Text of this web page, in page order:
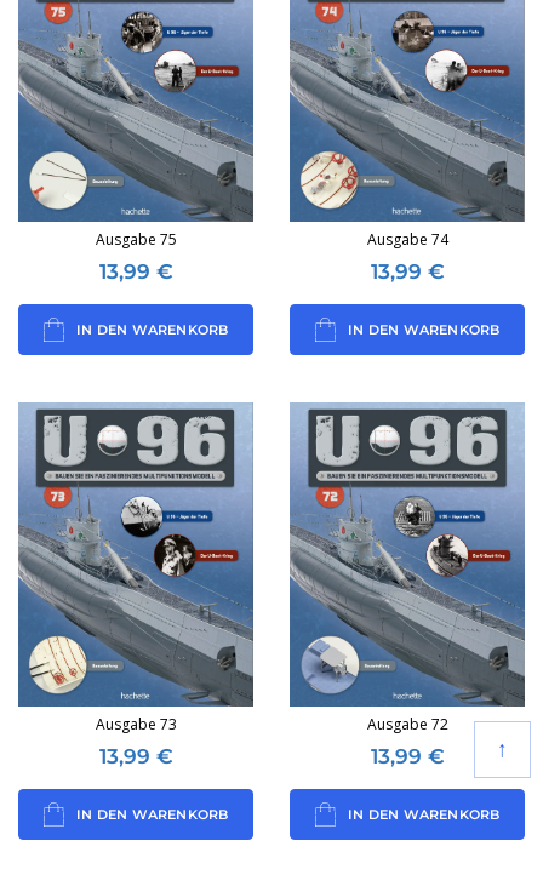
Ausgabe 75
13,99 €
IN DEN WARENKORB
Ausgabe 74
13,99 €
IN DEN WARENKORB
Ausgabe 73
13,99 €
IN DEN WARENKORB
Ausgabe 72
13,99 €
IN DEN WARENKORB
↑